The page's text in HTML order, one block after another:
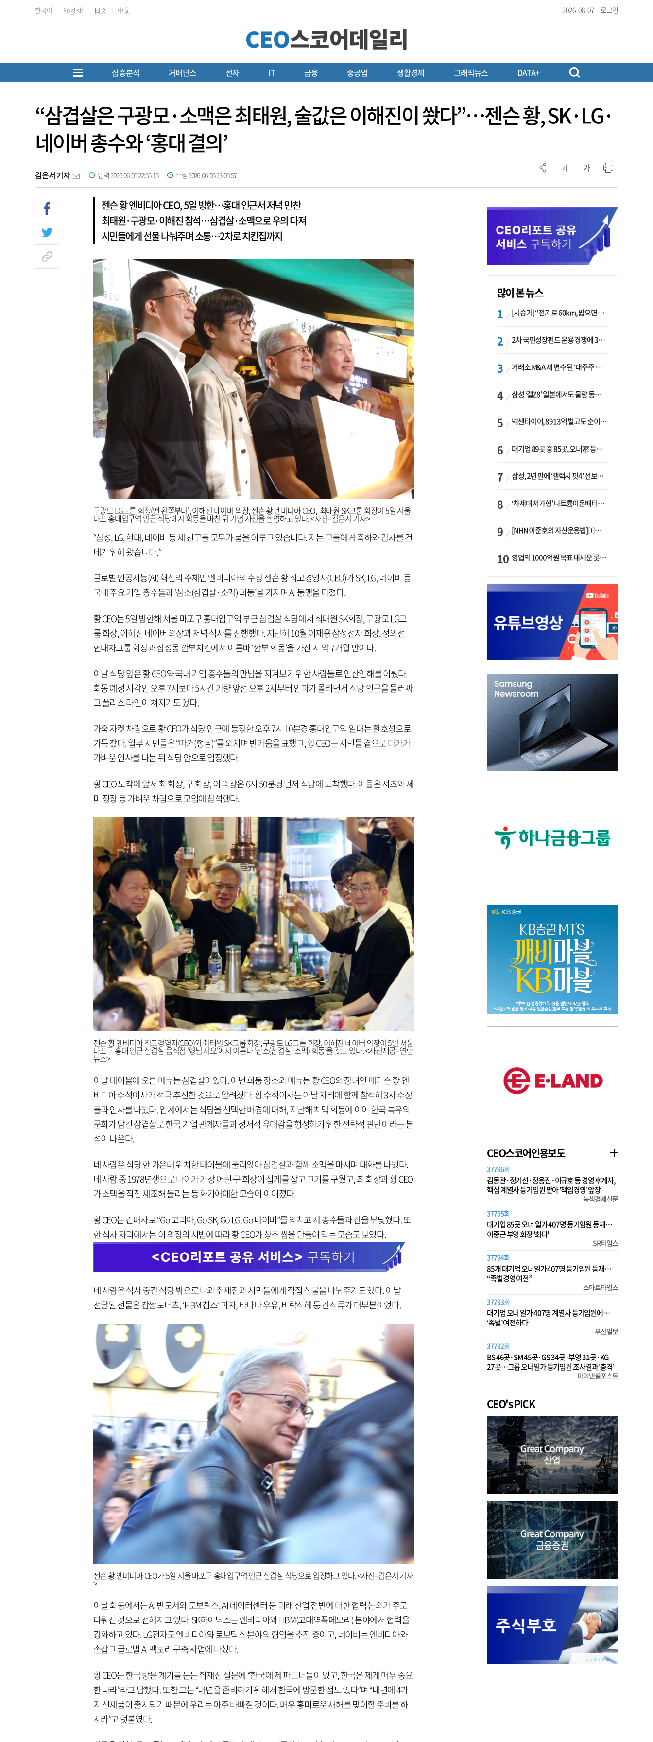
한국어 English 日文 中文 2026-08-07 로그인
심층분석 거버넌스 전자 IT 금융 중공업 생활경제 그래픽뉴스 DATA+
“삼겹살은 구광모·소맥은 최태원, 술값은 이해진이 쐈다”…젠슨 황, SK·LG·
네이버 총수와 ‘홍대 결의’
김은서 기자 입력 2026-06-05 22:55:15 수정 2026-06-05 23:05:57
가 가
젠슨 황 엔비디아 CEO, 5일 방한…홍대 인근서 저녁 만찬
최태원·구광모·이해진 참석…삼겹살·소맥으로 우의 다져
시민들에게 선물 나눠주며 소통…2차로 치킨집까지
구광모 LG그룹 회장(맨 왼쪽부터), 이해진 네이버 의장, 젠슨 황 엔비디아 CEO, 최태원 SK그룹 회장이 5일 서울
마포 홍대입구역 인근 식당에서 회동을 마친 뒤 기념 사진을 촬영하고 있다. <사진=김은서 기자>
“삼성, LG, 현대, 네이버 등 제 친구들 모두가 붐을 이루고 있습니다. 저는 그들에게 축하와 감사를 건
네기 위해 왔습니다.”
글로벌 인공지능(AI) 혁신의 주체인 엔비디아의 수장 젠슨 황 최고경영자(CEO)가 SK, LG, 네이버 등
국내 주요 기업 총수들과 ‘삼소(삼겹살·소맥) 회동’을 가지며 AI 동맹을 다졌다.
황 CEO는 5일 방한해 서울 마포구 홍대입구역 부근 삼겹살 식당에서 최태원 SK회장, 구광모 LG그
룹 회장, 이해진 네이버 의장과 저녁 식사를 진행했다. 지난해 10월 이재용 삼성전자 회장, 정의선
현대차그룹 회장과 삼성동 깐부치킨에서 이른바 ‘깐부 회동’을 가진 지 약 7개월 만이다.
이날 식당 앞은 황 CEO와 국내 기업 총수들의 만남을 지켜보기 위한 사람들로 인산인해를 이뤘다.
회동 예정 시각인 오후 7시보다 5시간 가량 앞선 오후 2시부터 인파가 몰리면서 식당 인근을 둘러싸
고 폴리스 라인이 쳐지기도 했다.
가죽 자켓 차림으로 황 CEO가 식당 인근에 등장한 오후 7시 10분경 홍대입구역 일대는 환호성으로
가득 찼다. 일부 시민들은 “따거(형님)”를 외치며 반가움을 표했고, 황 CEO는 시민들 곁으로 다가가
가벼운 인사를 나눈 뒤 식당 안으로 입장했다.
황 CEO 도착에 앞서 최 회장, 구 회장, 이 의장은 6시 50분경 먼저 식당에 도착했다. 이들은 셔츠와 세
미 정장 등 가벼운 차림으로 모임에 참석했다.
젠슨 황 엔비디아 최고경영자(CEO)와 최태원 SK그룹 회장, 구광모 LG그룹 회장, 이해진 네이버 의장이 5일 서울
마포구 홍대 인근 삼겹살 음식점 '형님 저요'에서 이른바 '삼소(삼겹살·소맥) 회동’을 갖고 있다. <사진제공=연합
뉴스>
이날 테이블에 오른 메뉴는 삼겹살이었다. 이번 회동 장소와 메뉴는 황 CEO의 장녀인 메디슨 황 엔
비디아 수석이사가 적극 추진한 것으로 알려졌다. 황 수석이사는 이날 자리에 함께 참석해 3사 수장
들과 인사를 나눴다. 업계에서는 식당을 선택한 배경에 대해, 지난해 치맥 회동에 이어 한국 특유의
문화가 담긴 삼겹살로 한국 기업 관계자들과 정서적 유대감을 형성하기 위한 전략적 판단이라는 분
석이 나온다.
네 사람은 식당 한 가운데 위치한 테이블에 둘러앉아 삼겹살과 함께 소맥을 마시며 대화를 나눴다.
네 사람 중 1978년생으로 나이가 가장 어린 구 회장이 집게를 잡고 고기를 구웠고, 최 회장과 황 CEO
가 소맥을 직접 제조해 돌리는 등 화기애애한 모습이 이어졌다.
황 CEO는 건배사로 “Go 코리아, Go SK, Go LG, Go 네이버”를 외치고 세 총수들과 잔을 부딪혔다. 또
한 식사 자리에서는 이 의장의 시범에 따라 황 CEO가 상추 쌈을 만들어 먹는 모습도 보였다.
네 사람은 식사 중간 식당 밖으로 나와 취재진과 시민들에게 직접 선물을 나눠주기도 했다. 이날
전달된 선물은 찹쌀도너츠, ‘HBM 칩스’ 과자, 바나나 우유, 비락식혜 등 간식류가 대부분이었다.
젠슨 황 엔비디아 CEO가 5일 서울 마포구 홍대입구역 인근 삼겹살 식당으로 입장하고 있다. <사진=김은서 기자
>
이날 회동에서는 AI 반도체와 로보틱스, AI 데이터센터 등 미래 산업 전반에 대한 협력 논의가 주로
다뤄진 것으로 전해지고 있다. SK하이닉스는 엔비디아와 HBM(고대역폭메모리) 분야에서 협력을
강화하고 있다. LG전자도 엔비디아와 로보틱스 분야의 협업을 추진 중이고, 네이버는 엔비디아와
손잡고 글로벌 AI 팩토리 구축 사업에 나섰다.
황 CEO는 한국 방문 계기를 묻는 취재진 질문에 “한국에 제 파트너들이 있고, 한국은 제게 매우 중요
한 나라”라고 답했다. 또한 그는 “내년을 준비하기 위해서 한국에 방문한 점도 있다”며 “내년에 4가
지 신제품이 출시되기 때문에 우리는 아주 바빠질 것이다. 매우 흥미로운 새해를 맞이할 준비를 하
시라”고 덧붙였다.
많이 본 뉴스
[시승기] “전기로 60km, 밟으면 462마력”…볼보 XC60 T8의 두 얼굴
2차 국민성장펀드 운용 경쟁에 33개사 몰렸다…신한·하나 등 새 얼굴 대거 합류
거래소 M&A 새 변수 된 ‘대주주 심사’…네이버·두나무 결합도 영향권
삼성 ‘갤Z8’ 일본에서도 물량 동났다…애플 참전 앞두고 선두 수성 ‘시험대’
넥센타이어, 8913억 벌고도 순이익 2억…유럽 세부담에 이익 증발
대기업 89곳 중 85곳, 오너家 등기임원 겸직…BS 46곳·SM 45곳 ‘족벌경영’ 고착화
삼성, 2년 만에 ‘갤럭시 핏4’ 선보이나…웨어러블 생태계 확장 ‘시동’
‘차세대 저가형’ 나트륨이온배터리 시대 오나…LG화학·에코프로, 상용화 속도낸다
[NHN 이준호의 자산운용법]①이니시오·JLC ‘부동산’-JLC파트너스 ‘투자’…“부동산 담보대출로 투자재원 확보”
영업익 1000억원 목표 내세운 롯데마트…하반기 ‘오카도’ 시험대
CEO스코어인용보도
37796회
김동관·정기선·정용진·이규호 등 경영 후계자,
핵심 계열사 등기임원 맡아 '책임경영' 앞장
녹색경제신문
37795회
대기업 85곳 오너 일가 407명 등기임원 등재…
이중근 부영 회장 '최다'
SR타임스
37794회
85개 대기업 오너일가 407명 등기임원 등재…
“족벌경영 여전”
스마트타임스
37793회
대기업 오너 일가 407명 계열사 등기임원에…
‘족벌’ 여전하다
부산일보
37792회
BS 46곳·SM 45곳·GS 34곳·부영 31곳·KG
27곳…그룹 오너일가 등기임원 조사결과 '충격'
파이낸셜포스트
CEO's PICK